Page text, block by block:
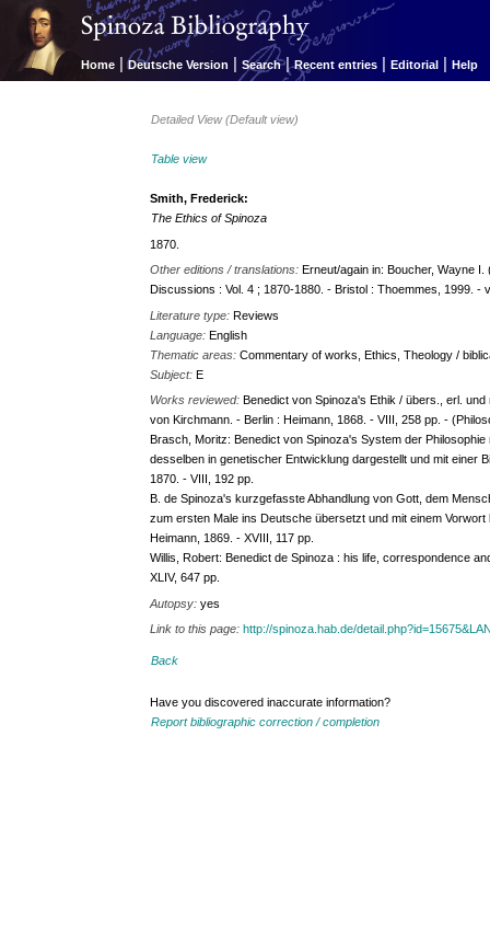
Home | Deutsche Version | Search | Recent entries | Editorial | Help
Detailed View (Default view)
Table view
Smith, Frederick:
The Ethics of Spinoza
1870.
Other editions / translations:Erneut/again in: Boucher, Wayne
Discussions : Vol. 4 ; 1870-1880. - Bristol : Thoemmes, 1999. -
Literature type:Reviews
Language:English
Thematic areas:Commentary of works, Ethics, Theology /
Subject:E
Works reviewed:Benedict von Spinoza's Ethik / übers., erl.
von Kirchmann. - Berlin : Heimann, 1868. - VIII, 258 pp. -
Brasch, Moritz: Benedict von Spinoza's System der
desselben in genetischer Entwicklung dargestellt und mit einer
1870. - VIII, 192 pp.
B. de Spinoza's kurzgefasste Abhandlung von Gott, dem
zum ersten Male ins Deutsche übersetzt und mit einem
Heimann, 1869. - XVIII, 117 pp.
Willis, Robert: Benedict de Spinoza : his life, correspondence
XLIV, 647 pp.
Autopsy:yes
Link to this page:http://spinoza.hab.de/
Back
Have you discovered inaccurate information?
Report bibliographic correction / completion